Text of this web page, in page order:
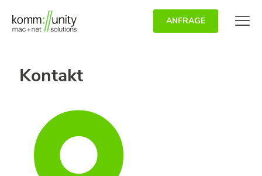
ANFRAGE
Kontakt